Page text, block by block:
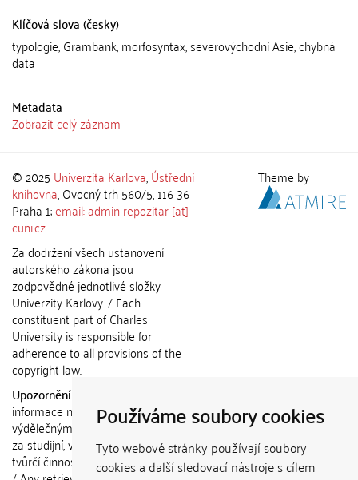
Používáme soubory cookies
Tyto webové stránky používají soubory
cookies a další sledovací nástroje s cílem
Klíčová slova (česky)
typologie, Grambank, morfosyntax, severovýchodní Asie, chybná
data
Metadata
Zobrazit celý záznam
© 2025 Univerzita Karlova,Ústřední
knihovna, Ovocný trh 560/5, 116 36
Praha 1;email: admin-repozitar [at]
cuni.cz
Za dodržení všech ustanovení
autorského zákona jsou
zodpovědné jednotlivé složky
Univerzity Karlovy. / Each
constituent part of Charles
University is responsible for
adherence to all provisions of the
copyright law.
Upozornění / Notice:
informace nemohou být použity k
výdělečným účelům nebo vydávány
za studijní, vědeckou nebo jinou
tvůrčí činnost jiné osoby než autora.
Theme by